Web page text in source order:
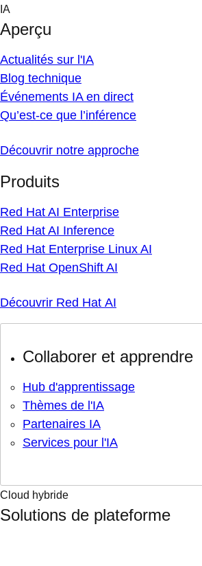
Skip
content
IA
Aperçu
Actualités sur l'IA
Blog technique
Événements IA en direct
Qu’est-ce que l’inférence
Découvrir notre approche
Produits
Red Hat AI Enterprise
Red Hat AI Inference
Red Hat Enterprise Linux AI
Red Hat OpenShift AI
Découvrir Red Hat AI
Collaborer et apprendre
Hub d'apprentissage
Thèmes de l'IA
Partenaires IA
Services pour l'IA
Cloud hybride
Solutions de plateforme